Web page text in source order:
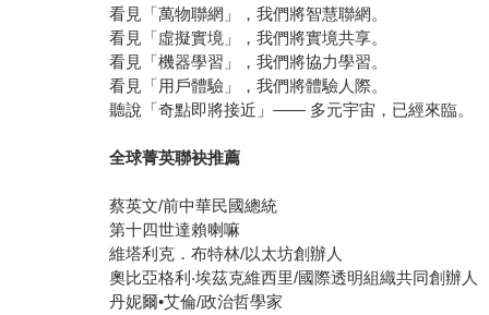
看見「萬物聯網」，我們將智慧聯網。
看見「虛擬實境」，我們將實境共享。
看見「機器學習」，我們將協力學習。
看見「用戶體驗」，我們將體驗人際。
聽說「奇點即將接近」—— 多元宇宙，已經來臨。
全球菁英聯袂推薦
蔡英文/前中華民國總統
第十四世達賴喇嘛
維塔利克．布特林/以太坊創辦人
奧比亞格利‧埃茲克維西里/國際透明組織共同創辦人
丹妮爾•艾倫/政治哲學家